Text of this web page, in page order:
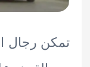
رجال المباحث